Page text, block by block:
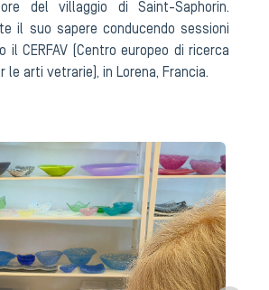
del villaggio di Saint-Saphorin.
il suo sapere conducendo sessioni
il CERFAV (Centro europeo di ricerca
le arti vetrarie), in Lorena, Francia.